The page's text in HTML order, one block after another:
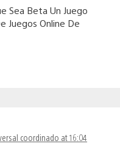
Sea Beta Un Juego
Juegos Online De
coordinado at 16:04